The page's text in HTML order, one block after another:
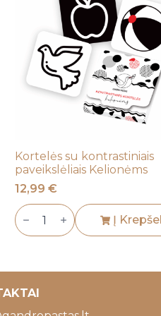
Kortelės su kontrastiniais
paveikslėliais Kelionėms
12,99 €
produkto
kiekis:
Kortelės
Į